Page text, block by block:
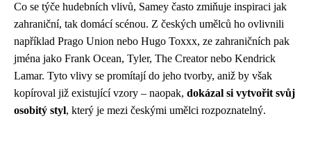
Co se týče hudebních vlivů, Samey často zmiňuje inspiraci jak
zahraniční, tak domácí scénou. Z českých umělců ho ovlivnili
například Prago Union nebo Hugo Toxxx, ze zahraničních pak
jména jako Frank Ocean, Tyler, The Creator nebo Kendrick
Lamar. Tyto vlivy se promítají do jeho tvorby, aniž by však
kopíroval již existující vzory – naopak, dokázal si vytvořit svůj
osobitý styl, který je mezi českými umělci rozpoznatelný.